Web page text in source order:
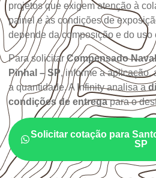
projetos que exigem atenção à
painel e às condições de
depende da composição e do uso
Para solicitar Compensado
Pinhal – SP, informe a aplicação,
a quantidade. A Infinity analisa a
condições de entregapara o
Solicitar cotação para
SP